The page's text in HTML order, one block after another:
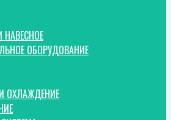
НАВЕСНОЕ
ОБОРУДОВАНИЕ
ОХЛАЖДЕНИЕ